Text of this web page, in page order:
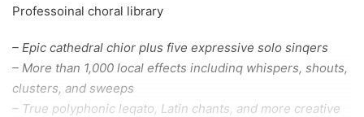
Professoinal choral library
– Epic cathedral chior plus five expressive solo sinqers
– More than 1,000 local effects includinq whispers, shouts,
clusters, and sweeps
– True polyphonic leqato, Latin chants, and more creative